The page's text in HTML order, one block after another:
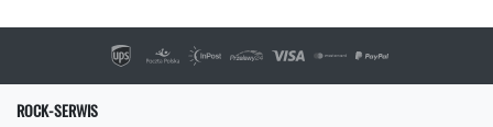
ROCK-SERWIS